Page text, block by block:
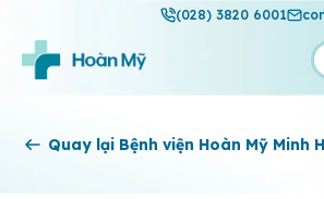
(028) 3820 6001
Hoàn Mỹ
Quay lại Bệnh viện Hoàn Mỹ Minh